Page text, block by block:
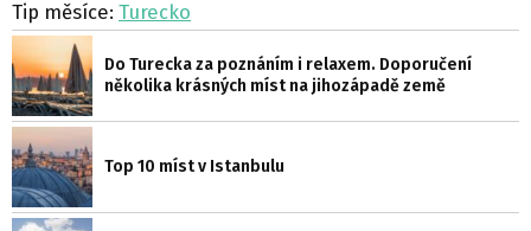
Tip měsíce: Turecko
Do Turecka za poznáním i relaxem. Doporučení
několika krásných míst na jihozápadě země
Top 10 míst v Istanbulu